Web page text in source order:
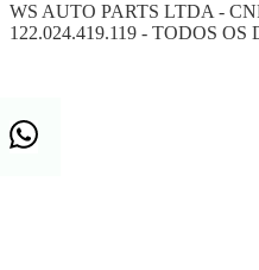
WS AUTO PARTS LTDA -
122.024.419.119 - TODOS